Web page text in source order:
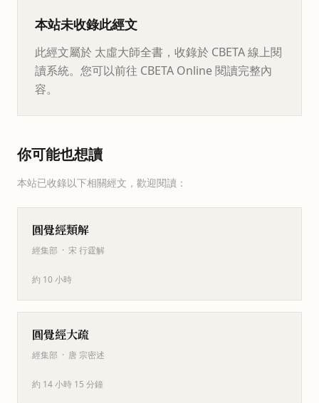
本站未收錄此經文
此經文屬於 太虛大師全書，收錄於 CBETA 線上閱
讀系統。您可以前往 CBETA Online 閱讀完整內
容。
你可能也想讀
本站已收錄以下相關經文，歡迎閱讀：
圓覺經類解
經集部 · 宋 行霆解
約 10 小時
圓覺經大疏
經集部 · 唐 宗密述
約 14 小時 15 分鐘